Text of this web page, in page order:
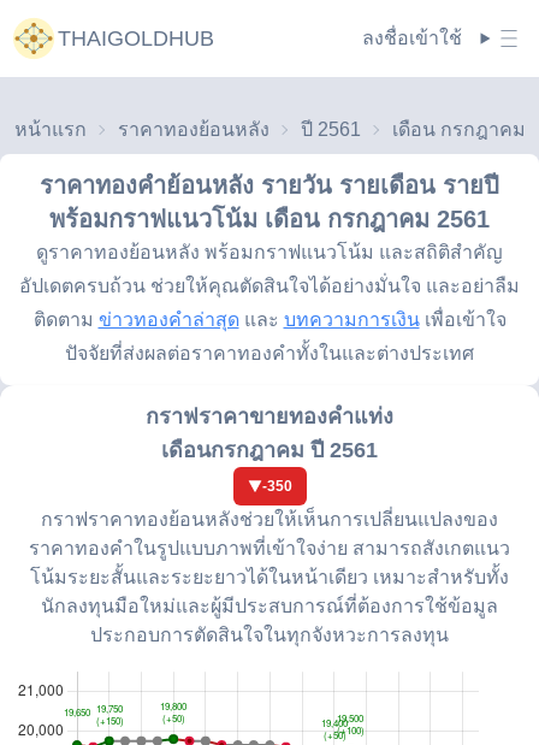
THAIGOLDHUB ลงชื่อเข้าใช้
หน้าแรก ราคาทองย้อนหลัง ปี 2561
ราคาทองคำย้อนหลัง รายวัน รายเดือน รายปี
พร้อมกราฟแนวโน้ม เดือน กรกฎาคม 2561
ดูราคาทองย้อนหลัง พร้อมกราฟแนวโน้ม และสถิติสำคัญ
อัปเดตครบถ้วน ช่วยให้คุณตัดสินใจได้อย่างมั่นใจ และอย่าลืม
ติดตาม ข่าวทองคำล่าสุด และ บทความการเงิน เพื่อเข้าใจ
ปัจจัยที่ส่งผลต่อราคาทองคำทั้งในและต่างประเทศ
กราฟราคาขายทองคำแท่ง
เดือนกรกฎาคม ปี 2561
-350
กราฟราคาทองย้อนหลังช่วยให้เห็นการเปลี่ยนแปลงของ
ราคาทองคำในรูปแบบภาพที่เข้าใจง่าย สามารถสังเกตแนว
โน้มระยะสั้นและระยะยาวได้ในหน้าเดียว เหมาะสำหรับทั้ง
นักลงทุนมือใหม่และผู้มีประสบการณ์ที่ต้องการใช้ข้อมูล
ประกอบการตัดสินใจในทุกจังหวะการลงทุน